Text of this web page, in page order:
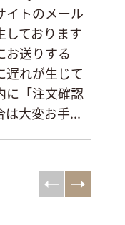
イトのメール
しております
お送りする
遅れが生じて
に「注文確認
は大変お手...